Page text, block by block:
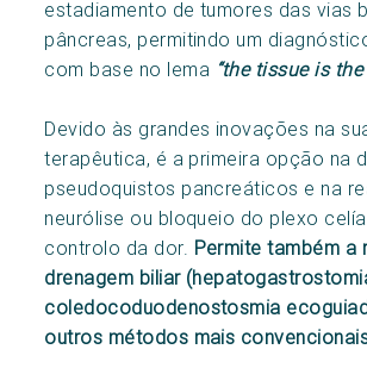
estadiamento de tumores das vias
pâncreas, permitindo um
com base no lema “the tissue is the
Devido às grandes inovações na
terapêutica, é a primeira opção na
pseudoquistos pancreáticos e na
neurólise ou bloqueio do plexo
controlo da dor. Permite também a
drenagem biliar
coledocoduodenostosmia
outros métodos mais